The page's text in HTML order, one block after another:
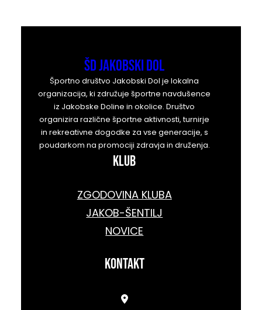
ŠD Jakobski Dol
Športno društvo Jakobski Dol je lokalna
organizacija, ki združuje športne navdušence
iz Jakobske Doline in okolice. Društvo
organizira različne športne aktivnosti, turnirje
in rekreativne dogodke za vse generacije, s
poudarkom na promociji zdravja in druženja.
KLUB
ZGODOVINA KLUBA
JAKOB-ŠENTILJ
NOVICE
kontakt